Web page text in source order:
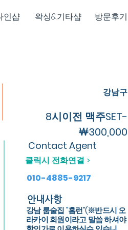
인샵 왁싱&기타샵 방문후기
강남구
8시이전 맥주SET-
￦300,000
Contact Agent
클릭시 전화연결 >
010-4885-9217
안내사항
강남 룸술집 "홈런"(※반드시 오
라카이 회원이라고 말씀 하셔야